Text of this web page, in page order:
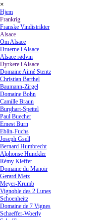
×
Hjem
Frankrig
Franske Vindistrikter
Alsace
Om Alsace
Druerne i Alsace
Alsace rødvin
Dyrkere i Alsace
Domaine Aimé Stentz
Christian Barthel
Baumann-Zirgel
Domaine Bohn
Camille Braun
Burghart-Spettel
Paul Buecher
Ernest Burn
Eblin-Fuchs
Joseph Gsell
Bernard Humbrecht
Alphonse Hunckler
Rémy Kieffer
Domaine du Manoir
Gerard Metz
Meyer-Krumb
Vignoble des 2 Lunes
Schoenheitz
Domaine de 7 Vignes
Schaeffer-Woerly